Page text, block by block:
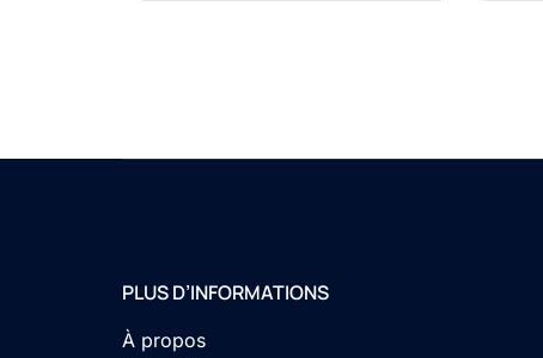
PLUS D’INFORMATIONS
À propos